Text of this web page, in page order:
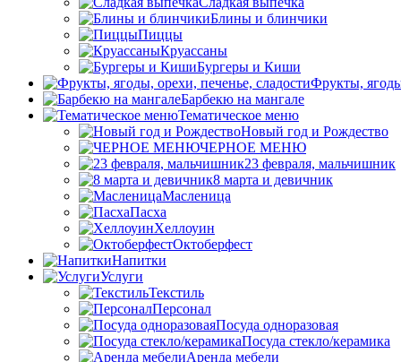
Блины и блинчики
Пиццы
Круасcаны
Бургеры и Киши
Фрукты,
Барбекю на мангале
Тематическое меню
Новый год и Рождество
ЧЕРНОЕ МЕНЮ
23 февраля, мальчишник
8 марта и девичник
Масленица
Пасха
Хеллоуин
Октоберфест
Напитки
Услуги
Текстиль
Персонал
Посуда одноразовая
Посуда стекло/керамика
Аренда мебели